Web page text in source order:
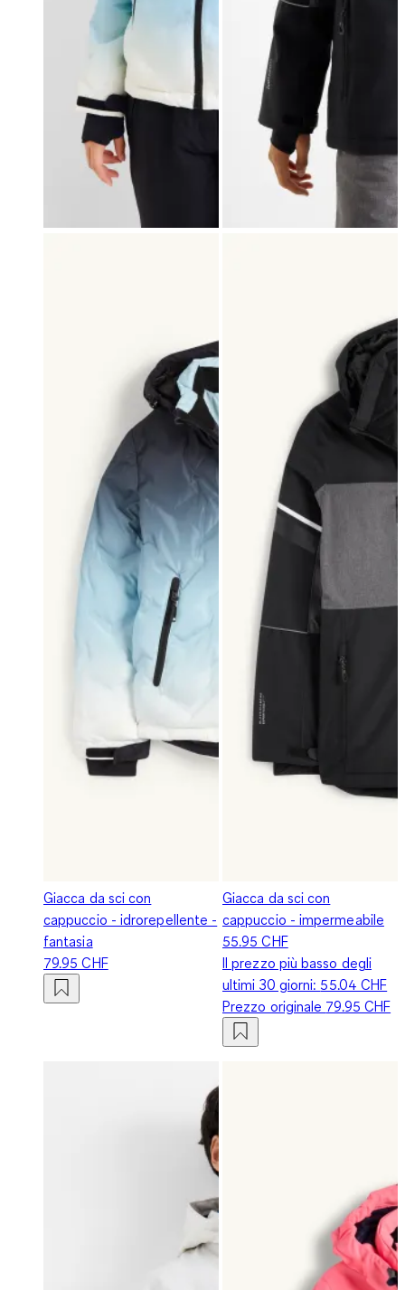
Giacca da sci con
cappuccio - idrorepellente -
fantasia
79.95 CHF
Giacca da sci con
cappuccio - impermeabile
55.95 CHF
Il prezzo più basso degli
ultimi 30 giorni: 55.04 CHF
Prezzo originale 79.95 CHF